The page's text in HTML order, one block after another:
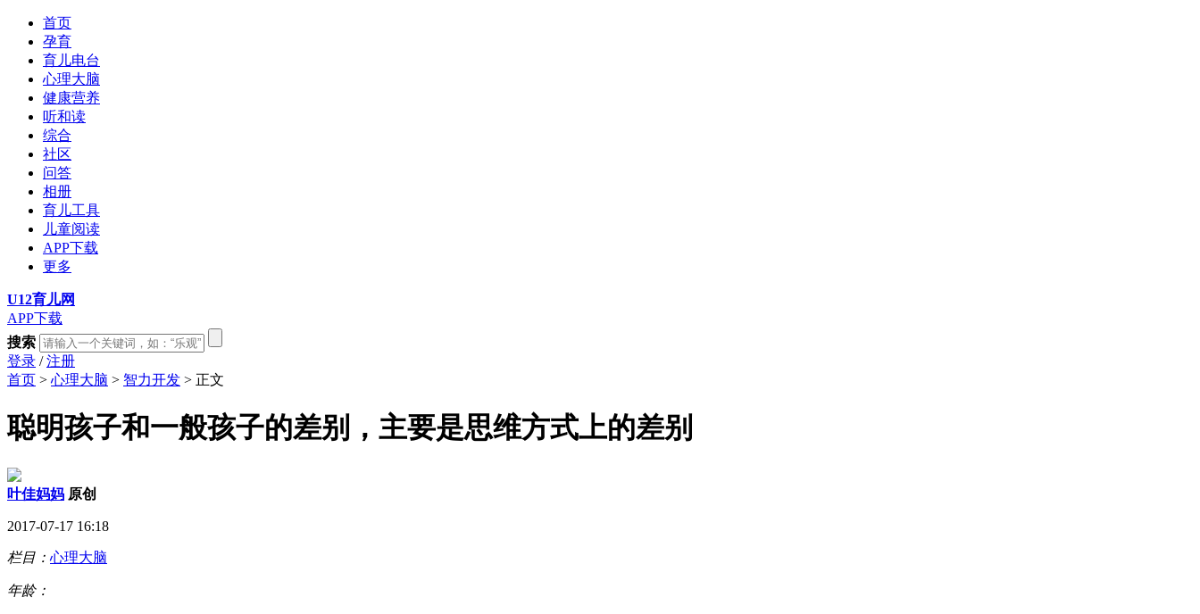
首页
孕育
育儿电台
心理大脑
健康营养
听和读
综合
社区
问答
相册
育儿工具
儿童阅读
APP下载
更多
U12育儿网
APP下载
搜索
登录 /注册
首页 > 心理大脑 > 智力开发 > 正文
聪明孩子和一般孩子的差别，主要是思维方式上的差别
叶佳妈妈 原创
2017-07-17 16:18
栏目： 心理大脑
年龄：